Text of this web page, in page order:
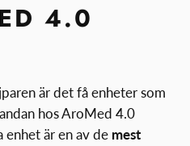
4.0
är det få enheter som
hos AroMed 4.0
enhet är en av de mest